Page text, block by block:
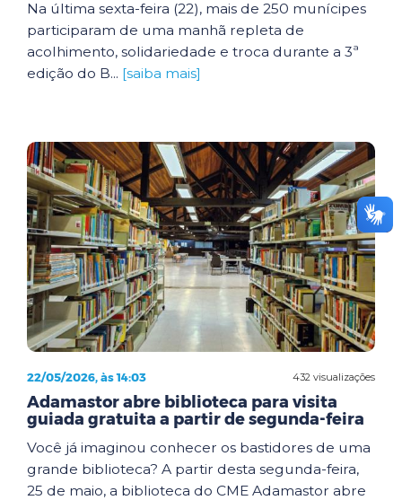
Na última sexta-feira (22), mais de 250 munícipes
participaram de uma manhã repleta de
acolhimento, solidariedade e troca durante a 3ª
edição do B... [saiba mais]
432 visualizações
22/05/2026, às 14:03
Adamastor abre biblioteca para visita
guiada gratuita a partir de segunda-feira
Você já imaginou conhecer os bastidores de uma
grande biblioteca? A partir desta segunda-feira,
25 de maio, a biblioteca do CME Adamastor abre